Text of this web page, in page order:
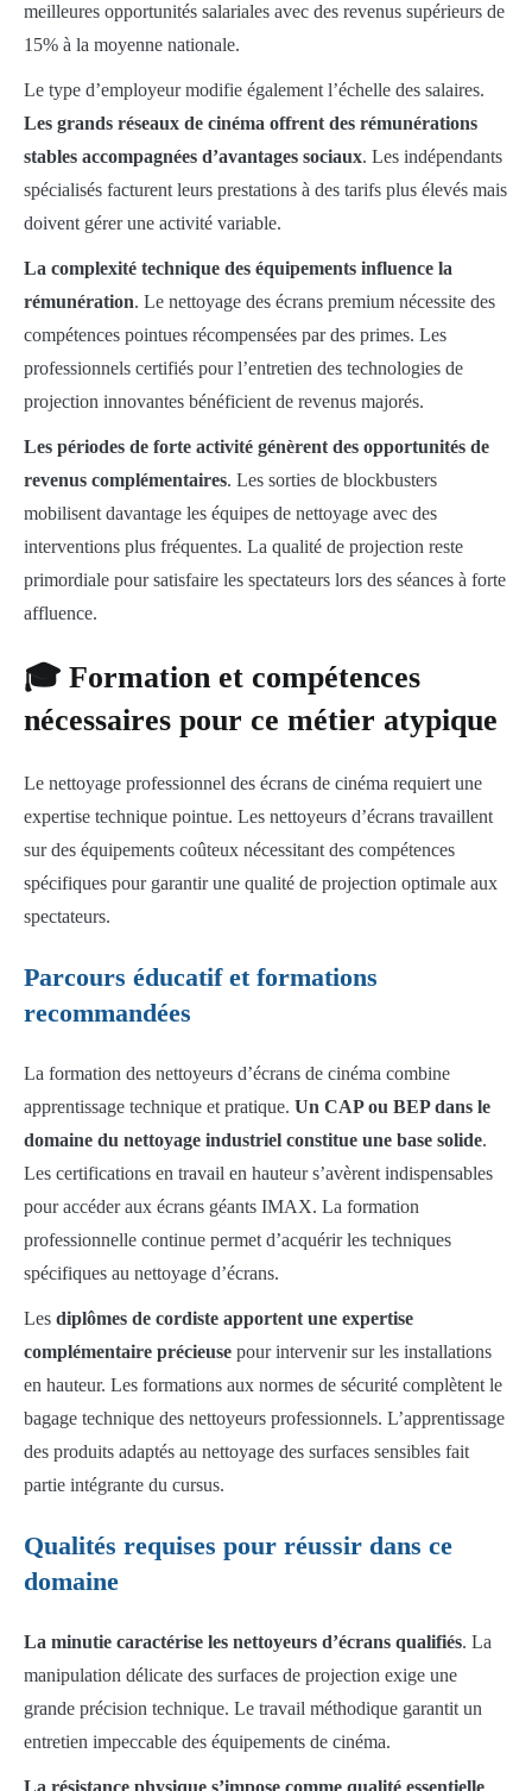
meilleures opportunités salariales avec des revenus supérieurs de
15% à la moyenne nationale.
Le type d’employeur modifie également l’échelle des salaires.
Les grands réseaux de cinéma offrent des rémunérations
stables accompagnées d’avantages sociaux. Les indépendants
spécialisés facturent leurs prestations à des tarifs plus élevés mais
doivent gérer une activité variable.
La complexité technique des équipements influence la
rémunération. Le nettoyage des écrans premium nécessite des
compétences pointues récompensées par des primes. Les
professionnels certifiés pour l’entretien des technologies de
projection innovantes bénéficient de revenus majorés.
Les périodes de forte activité génèrent des opportunités de
revenus complémentaires. Les sorties de blockbusters
mobilisent davantage les équipes de nettoyage avec des
interventions plus fréquentes. La qualité de projection reste
primordiale pour satisfaire les spectateurs lors des séances à forte
affluence.
🎓 Formation et compétences
nécessaires pour ce métier atypique
Le nettoyage professionnel des écrans de cinéma requiert une
expertise technique pointue. Les nettoyeurs d’écrans travaillent
sur des équipements coûteux nécessitant des compétences
spécifiques pour garantir une qualité de projection optimale aux
spectateurs.
Parcours éducatif et formations
recommandées
La formation des nettoyeurs d’écrans de cinéma combine
apprentissage technique et pratique. Un CAP ou BEP dans le
domaine du nettoyage industriel constitue une base solide.
Les certifications en travail en hauteur s’avèrent indispensables
pour accéder aux écrans géants IMAX. La formation
professionnelle continue permet d’acquérir les techniques
spécifiques au nettoyage d’écrans.
Les diplômes de cordiste apportent une expertise
complémentaire précieuse pour intervenir sur les installations
en hauteur. Les formations aux normes de sécurité complètent le
bagage technique des nettoyeurs professionnels. L’apprentissage
des produits adaptés au nettoyage des surfaces sensibles fait
partie intégrante du cursus.
Qualités requises pour réussir dans ce
domaine
La minutie caractérise les nettoyeurs d’écrans qualifiés. La
manipulation délicate des surfaces de projection exige une
grande précision technique. Le travail méthodique garantit un
entretien impeccable des équipements de cinéma.